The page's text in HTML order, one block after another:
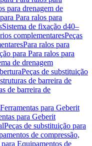
para drenagem de
Para ralos para
Sistema de fixação d40–
complementaresPeças
Para ralos para
para Para ralos para
de drenagem
Peças de substituição
de barreira de
de barreira de
Ferramentas para Geberit
para Geberit
Peças de substituição para
de compressão,
Equipamentos de